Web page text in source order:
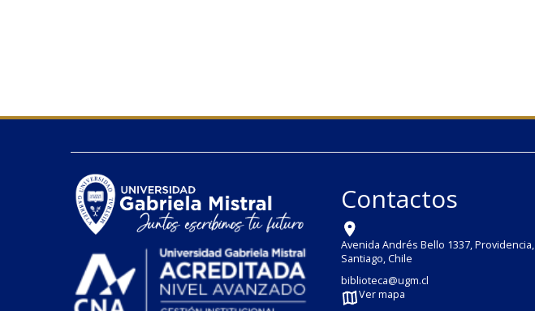
Contactos
Avenida Andrés Bello 1337, Providencia,
Santiago, Chile
biblioteca@ugm.cl
Ver mapa